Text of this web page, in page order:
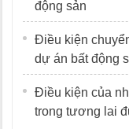
động sản
Điều kiện
dự án bất động
Điều kiện của
trong tương lai